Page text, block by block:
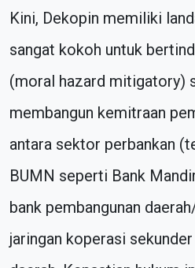
Kini, Dekopin memiliki
sangat kokoh untuk
(moral hazard mitigatory)
membangun kemitraan
antara sektor perbankan
BUMN seperti Bank
bank pembangunan
jaringan koperasi